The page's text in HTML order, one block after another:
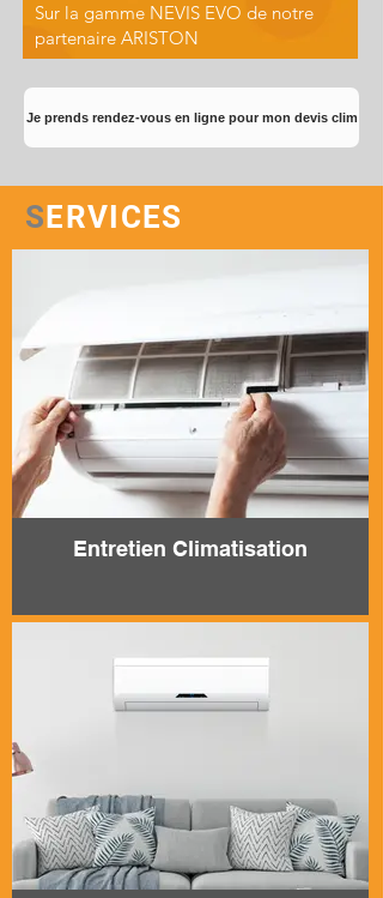
Sur la gamme NEVIS EVO de notre
partenaire ARISTON
Je prends rendez-vous en ligne pour mon devis clim
SERVICES
Entretien Climatisation